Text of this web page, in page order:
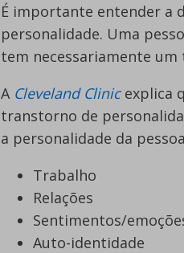
É importante entender a
personalidade. Uma
tem necessariamente um
A Cleveland Clinicexplica
transtorno de
a personalidade da
Trabalho
Relações
Sentimentos/
Auto-identidade